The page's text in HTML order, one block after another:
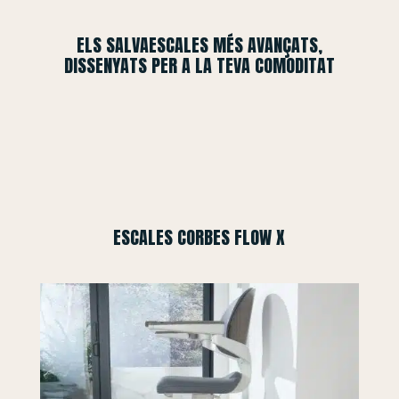
ELS SALVAESCALES MÉS AVANÇATS,
DISSENYATS PER A LA TEVA COMODITAT
ESCALES CORBES FLOW X